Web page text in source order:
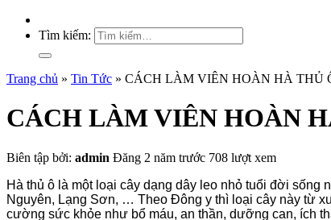
Tìm kiếm:
Trang chủ » Tin Tức » CÁCH LÀM VIÊN HOÀN HÀ THỦ
CÁCH LÀM VIÊN HOÀN
Biên tập bởi: admin Đăng 2 năm trước 708 lượt xem
Hà thủ ô là một loại cây dạng dây leo nhỏ tuổi đời
Nguyên, Lạng Sơn, … Theo Đông y thì loại cây này từ
cường sức khỏe như bổ máu, an thần, dưỡng can, ích